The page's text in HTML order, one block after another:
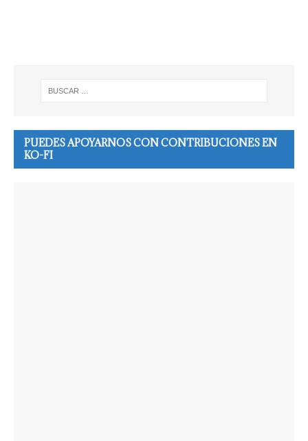
PUEDES APOYARNOS CON CONTRIBUCIONES EN
KO-FI